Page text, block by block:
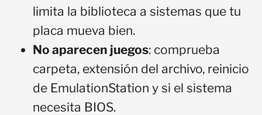
limita la biblioteca a sistemas que tu
placa mueva bien.
No aparecen juegos: comprueba
carpeta, extensión del archivo, reinicio
de EmulationStation y si el sistema
necesita BIOS.